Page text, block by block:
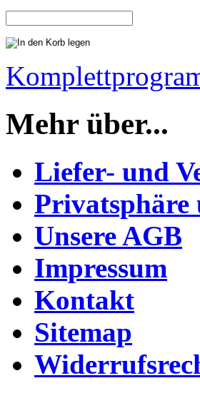
Mehr über...
Liefer- und
Privatsphäre
Unsere AGB
Impressum
Kontakt
Sitemap